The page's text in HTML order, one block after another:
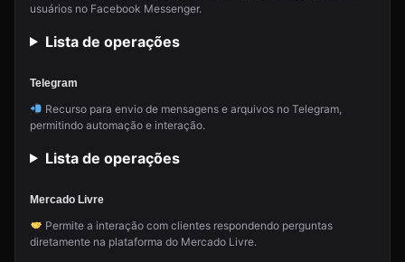
usuários no Facebook Messenger.
Lista de operações
Telegram
Recurso para envio de mensagens e arquivos no Telegram,
permitindo automação e interação.
Lista de operações
Mercado Livre
Permite a interação com clientes respondendo perguntas
diretamente na plataforma do Mercado Livre.